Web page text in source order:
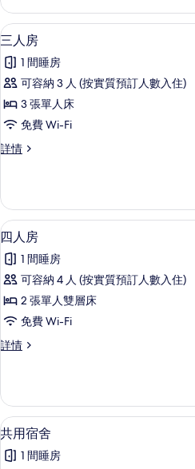
bed
Female
Dormitory
的
相
片
6-
bed
Female
Dormitory
詳
情
載
入
所
有
三
房
相
片
4
三人房
1 間睡房
可容納 3 人 (按實質預訂人數入住)
3 張單人床
免費 Wi-Fi
詳情
三
情
載
入
所
有
四
房
相
片
4
四人房
1 間睡房
可容納 4 人 (按實質預訂人數入住)
2 張單人雙層床
免費 Wi-Fi
詳情
四
情
載
入
4
共用宿舍
1 間睡房